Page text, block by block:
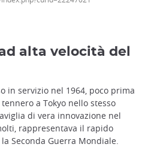
alta velocità del
in servizio nel 1964, poco prima
a Tokyo nello stesso
di vera innovazione nel
rappresentava il rapido
Seconda Guerra Mondiale.